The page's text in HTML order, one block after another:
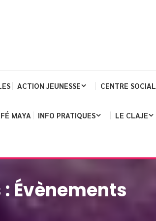
ACTION JEUNESSE CENTRE SOCIAL
MAYA INFO PRATIQUES LE CLAJE
Évènements